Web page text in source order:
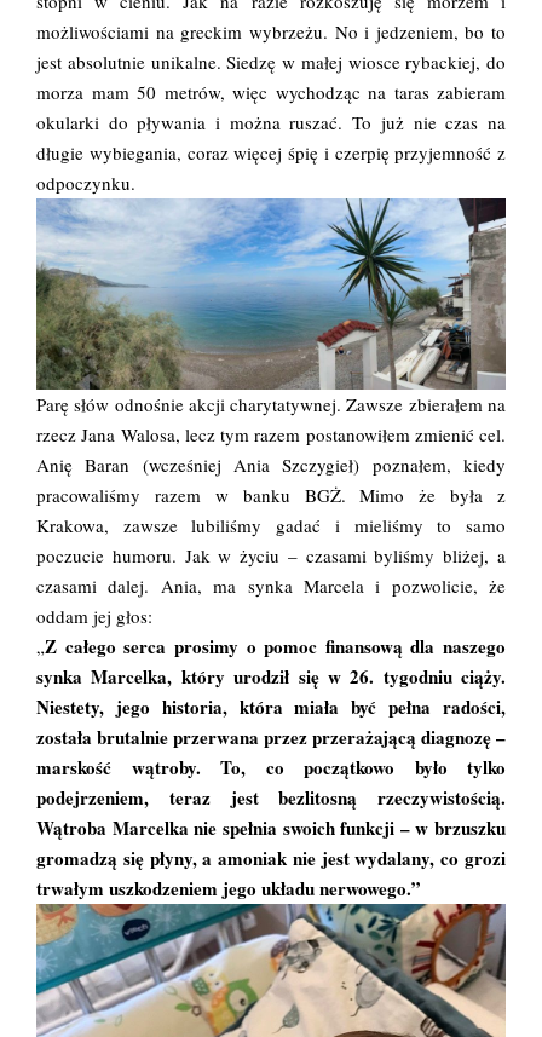
możliwościami na greckim wybrzeżu. No i jedzeniem, bo to
jest absolutnie unikalne. Siedzę w małej wiosce rybackiej, do
morza mam 50 metrów, więc wychodząc na taras zabieram
okularki do pływania i można ruszać. To już nie czas na
długie wybiegania, coraz więcej śpię i czerpię przyjemność z
odpoczynku.
Parę słów odnośnie akcji charytatywnej. Zawsze zbierałem na
rzecz Jana Walosa, lecz tym razem postanowiłem zmienić cel.
Anię Baran (wcześniej Ania Szczygieł) poznałem, kiedy
pracowaliśmy razem w banku BGŻ. Mimo że była z
Krakowa, zawsze lubiliśmy gadać i mieliśmy to samo
poczucie humoru. Jak w życiu – czasami byliśmy bliżej, a
czasami dalej. Ania, ma synka Marcela i pozwolicie, że
oddam jej głos:
„Z całego serca prosimy o pomoc finansową dla naszego
synka Marcelka, który urodził się w 26. tygodniu ciąży.
Niestety, jego historia, która miała być pełna radości,
została brutalnie przerwana przez przerażającą diagnozę –
marskość wątroby. To, co początkowo było tylko
podejrzeniem, teraz jest bezlitosną rzeczywistością.
Wątroba Marcelka nie spełnia swoich funkcji – w brzuszku
gromadzą się płyny, a amoniak nie jest wydalany, co grozi
trwałym uszkodzeniem jego układu nerwowego.”